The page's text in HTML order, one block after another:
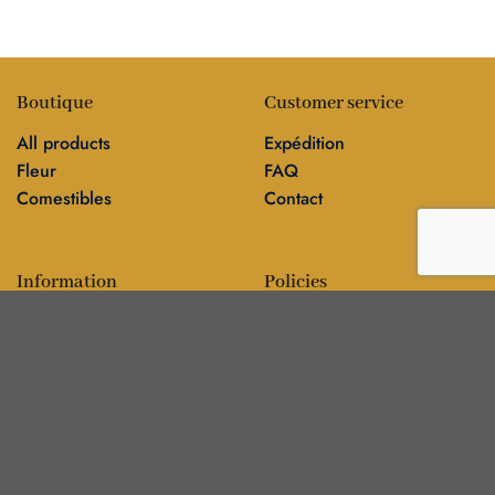
Boutique
All products
Fleur
Comestibles
Customer service
Expédition
FAQ
Contact
Information Policies